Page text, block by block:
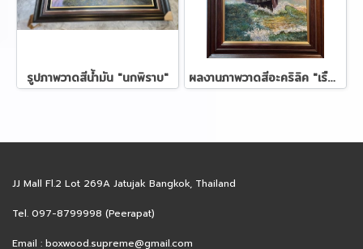
รูปภาพวาดสีน้ำมัน "นกพิราบ" ผลงานภาพวาดสีอะคริลิค "เรือสำเภา"
JJ Mall Fl.2 Lot 269A Jatujak Bangkok, Thailand
Tel. 097-8799998 (Peerapat)
Email : boxwood.supreme@gmail.com